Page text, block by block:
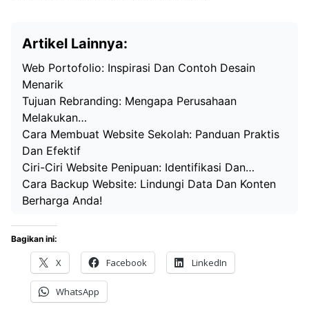
Artikel Lainnya:
Web Portofolio: Inspirasi Dan Contoh Desain
Menarik
Tujuan Rebranding: Mengapa Perusahaan
Melakukan…
Cara Membuat Website Sekolah: Panduan Praktis
Dan Efektif
Ciri-Ciri Website Penipuan: Identifikasi Dan…
Cara Backup Website: Lindungi Data Dan Konten
Berharga Anda!
Bagikan ini:
X Facebook LinkedIn
WhatsApp